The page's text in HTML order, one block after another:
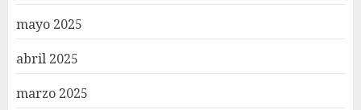
mayo 2025
abril 2025
marzo 2025